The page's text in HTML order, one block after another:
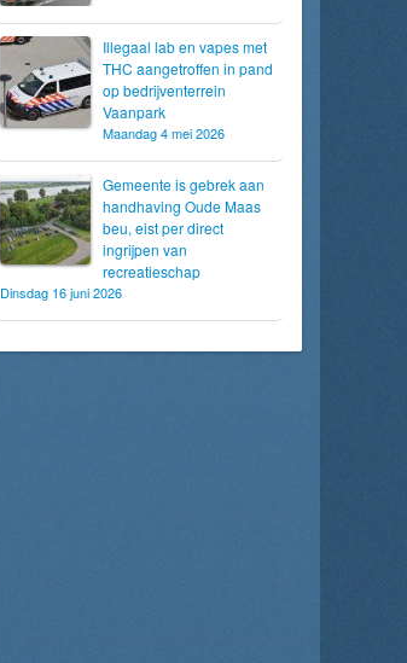
Illegaal lab en vapes met
THC aangetroffen in pand
op bedrijventerrein
Vaanpark
Maandag 4 mei 2026
Gemeente is gebrek aan
handhaving Oude Maas
beu, eist per direct
ingrijpen van
recreatieschap
Dinsdag 16 juni 2026